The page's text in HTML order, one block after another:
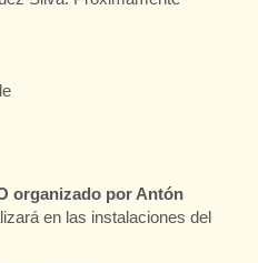
organizado por Antón
en las instalaciones del